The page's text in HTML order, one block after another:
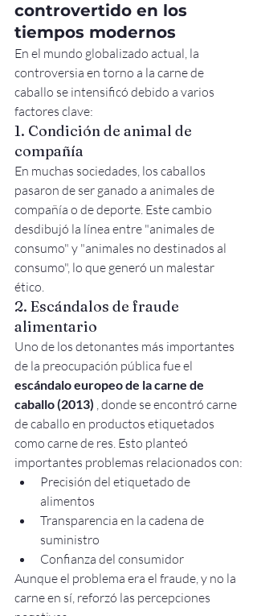
controvertido en los
tiempos modernos
En el mundo globalizado actual, la
controversia en torno a la carne de
caballo se intensificó debido a varios
factores clave:
1. Condición de animal de
compañía
En muchas sociedades, los caballos
pasaron de ser ganado a animales de
compañía o de deporte. Este cambio
desdibujó la línea entre "animales de
consumo" y "animales no destinados al
consumo", lo que generó un malestar
ético.
2. Escándalos de fraude
alimentario
Uno de los detonantes más importantes
de la preocupación pública fue el
escándalo europeo de la carne de
caballo (2013) , donde se encontró carne
de caballo en productos etiquetados
como carne de res. Esto planteó
importantes problemas relacionados con:
Precisión del etiquetado de
alimentos
Transparencia en la cadena de
suministro
Confianza del consumidor
Aunque el problema era el fraude, y no la
carne en sí, reforzó las percepciones